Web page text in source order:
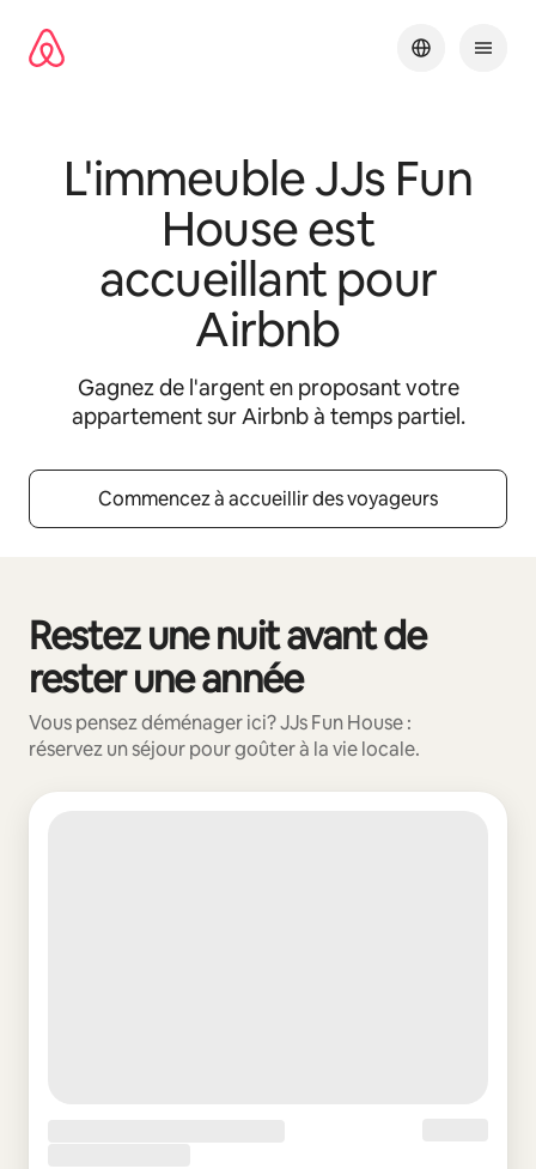
directement
L'immeubleJJs Fun
Houseest
accueillant pour
Airbnb
Gagnez de l'argent en proposant votre
appartement sur Airbnb à temps partiel.
Commencez à accueillir des voyageurs
Restez une nuit avant de
rester une année
Vous pensez déménager ici? JJs Fun House :
réservez un séjour pour goûter à la vie locale.
0 article sur 0 est affiché.